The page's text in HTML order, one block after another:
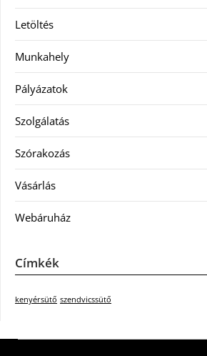
Letöltés
Munkahely
Pályázatok
Szolgálatás
Szórakozás
Vásárlás
Webáruház
Címkék
kenyérsütő szendvicssütő